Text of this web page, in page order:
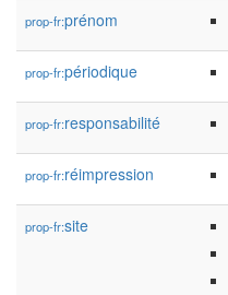
prop-fr:prénom
prop-fr:périodique
prop-fr:responsabilité
prop-fr:réimpression
prop-fr:site